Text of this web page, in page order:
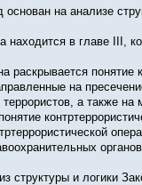
на анализе
находится в главе III,
раскрывается
на
а также
структуры и логики